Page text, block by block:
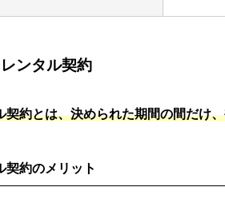
ンタル契約
契約とは、決められた期間の間だけ
契約のメリット